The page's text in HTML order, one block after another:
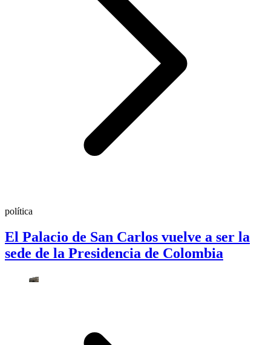
política
El Palacio de San Carlos vuelve a ser la
sede de la Presidencia de Colombia